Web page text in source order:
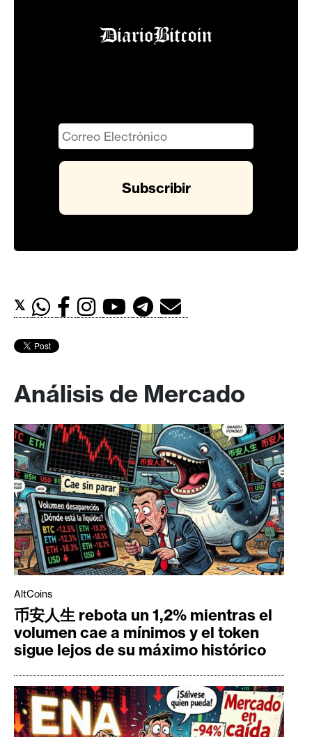
𝕏
Análisis de Mercado
AltCoins
币安人生 rebota un 1,2% mientras el
volumen cae a mínimos y el token
sigue lejos de su máximo histórico